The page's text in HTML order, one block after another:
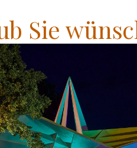
Sie